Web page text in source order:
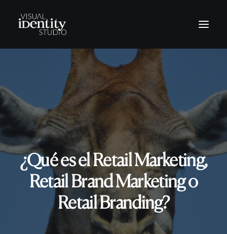
Vinilos
Rótulos
Letras corpóreas
Rotulación Vehículos
Señalética
Revestimientos
¿Qué es el Retail Marketing,
Retail Brand Marketing o
Retail Branding?